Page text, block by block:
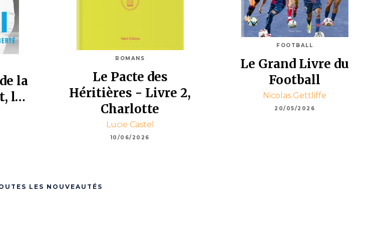
la
l…
ROMANS
Le Pacte des
Héritières - Livre 2,
Charlotte
Lucie Castel
10/06/2026
FOOTBALL
Le Grand Livre du
Football
Nicolas Gettliffe
20/05/2026
LES NOUVEAUTÉS